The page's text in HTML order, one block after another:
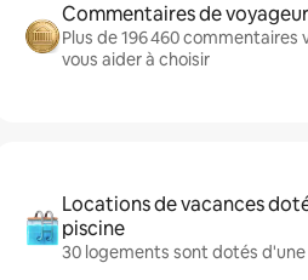
Commentaires de
Plus de 196 460 commentaires
vous aider à choisir
Locations de vacances
piscine
30 logements sont dotés